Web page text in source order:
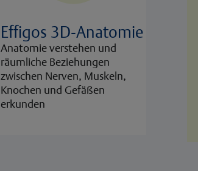
Effigos 3D-Anatomie
Anatomie verstehen und
räumliche Beziehungen
zwischen Nerven, Muskeln,
Knochen und Gefäßen
erkunden